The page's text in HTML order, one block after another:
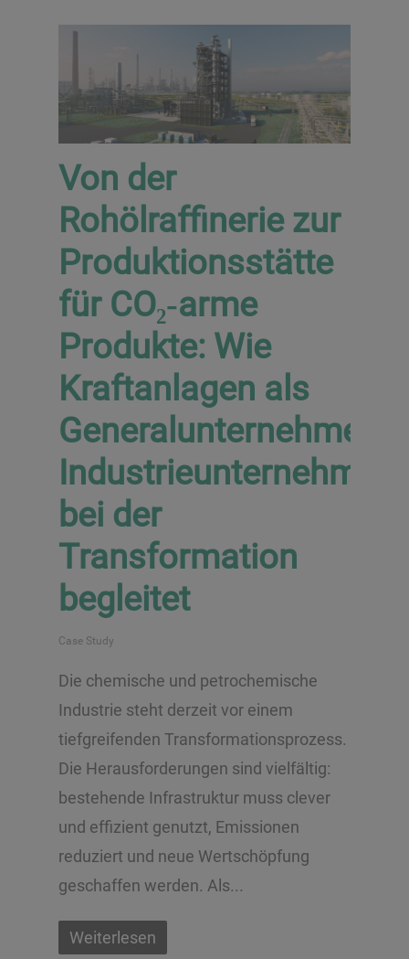
Von der
Rohölraffinerie zur
Produktionsstätte
für CO₂‑arme
Produkte: Wie
Kraftanlagen als
Generalunternehmer
Industrieunternehmen
bei der
Transformation
begleitet
Case Study
Die chemische und petrochemische
Industrie steht derzeit vor einem
tiefgreifenden Transformationsprozess.
Die Herausforderungen sind vielfältig:
bestehende Infrastruktur muss clever
und effizient genutzt, Emissionen
reduziert und neue Wertschöpfung
geschaffen werden. Als...
Weiterlesen